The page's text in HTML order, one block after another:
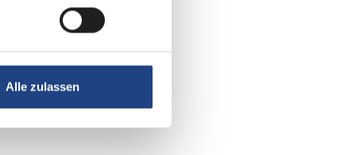
Alle zulassen